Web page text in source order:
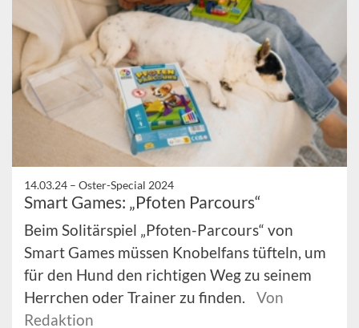
14.03.24 – Oster-Special 2024
Smart Games: „Pfoten Parcours“
Beim Solitärspiel „Pfoten-Parcours“ von
Smart Games müssen Knobelfans tüfteln, um
für den Hund den richtigen Weg zu seinem
Herrchen oder Trainer zu finden.
Von
Redaktion